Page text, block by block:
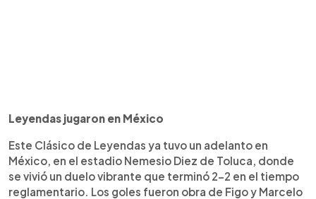
Leyendas jugaron en México
Este Clásico de Leyendas ya tuvo un adelanto en
México, en el estadio Nemesio Diez de Toluca, donde
se vivió un duelo vibrante que terminó 2-2 en el tiempo
reglamentario. Los goles fueron obra de Figo y Marcelo